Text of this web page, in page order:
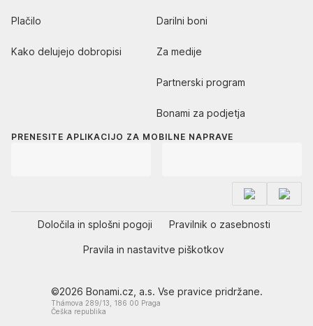
Plačilo
Kako delujejo dobropisi
Darilni boni
Za medije
Partnerski program
Bonami za podjetja
PRENESITE APLIKACIJO ZA MOBILNE NAPRAVE
Določila in splošni pogoji Pravilnik o zasebnosti
Pravila in nastavitve piškotkov
©2026 Bonami.cz, a.s. Vse pravice pridržane.
Thámova 289/13, 186 00 Praga
Češka republika